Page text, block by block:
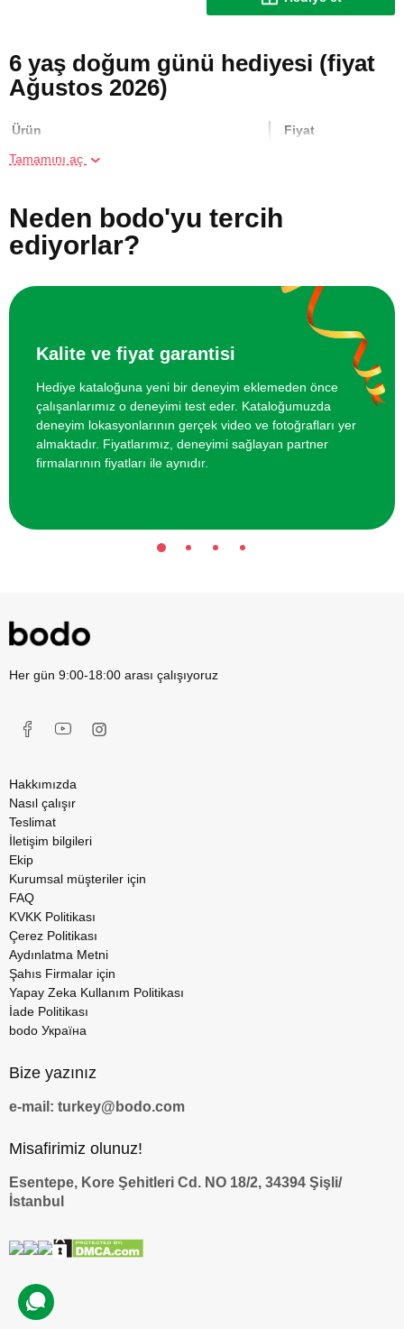
6 yaş doğum günü hediyesi (fiyat
Ağustos 2026)
Ürün Fiyat
Online Temel Karakalem Kursu
750 TL
Tamamını aç
Neden bodo'yu tercih
ediyorlar?
Kalite ve fiyat garantisi
Hediye kataloğuna yeni bir deneyim eklemeden önce
çalışanlarımız o deneyimi test eder. Kataloğumuzda
deneyim lokasyonlarının gerçek video ve fotoğrafları yer
almaktadır. Fiyatlarımız, deneyimi sağlayan partner
firmalarının fiyatları ile aynıdır.
Her gün 9:00-18:00 arası çalışıyoruz
Hakkımızda
Nasıl çalışır
Teslimat
İletişim bilgileri
Ekip
Kurumsal müşteriler için
FAQ
KVKK Politikası
Çerez Politikası
Aydınlatma Metni
Şahıs Firmalar için
Yapay Zeka Kullanım Politikası
İade Politikası
bodo Україна
Bize yazınız
e-mail: turkey@bodo.com
Misafirimiz olunuz!
Esentepe, Kore Şehitleri Cd. NO 18/2, 34394 Şişli/
İstanbul